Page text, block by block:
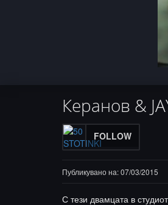
Керанов &
FOLLOW
Публикувано на: 07/03/2015
С тези двамцата в